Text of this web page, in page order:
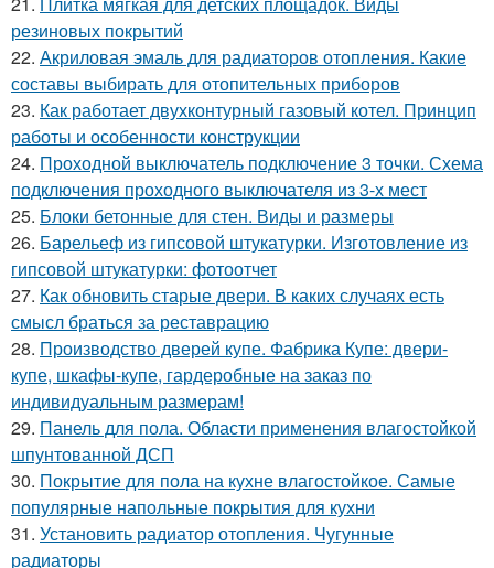
резиновых покрытий
22. Акриловая эмаль для радиаторов отопления. Какие
составы выбирать для отопительных приборов
23. Как работает двухконтурный газовый котел. Принцип
работы и особенности конструкции
24. Проходной выключатель подключение 3 точки. Схема
подключения проходного выключателя из 3-х мест
25. Блоки бетонные для стен. Виды и размеры
26. Барельеф из гипсовой штукатурки. Изготовление из
гипсовой штукатурки: фотоотчет
27. Как обновить старые двери. В каких случаях есть
смысл браться за реставрацию
28. Производство дверей купе. Фабрика Купе: двери-
купе, шкафы-купе, гардеробные на заказ по
индивидуальным размерам!
29. Панель для пола. Области применения влагостойкой
шпунтованной ДСП
30. Покрытие для пола на кухне влагостойкое. Самые
популярные напольные покрытия для кухни
31. Установить радиатор отопления. Чугунные
радиаторы